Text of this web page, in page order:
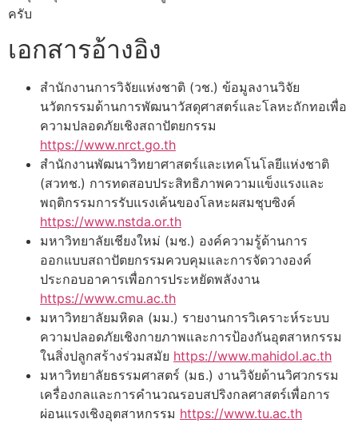
ครับ
เอกสารอ้างอิง
สำนักงานการวิจัยแห่งชาติ (วช.) ข้อมูลงานวิจัย
นวัตกรรมด้านการพัฒนาวัสดุศาสตร์และโลหะถักทอเพื่อ
ความปลอดภัยเชิงสถาปัตยกรรม
https://www.nrct.go.th
สำนักงานพัฒนาวิทยาศาสตร์และเทคโนโลยีแห่งชาติ
(สวทช.) การทดสอบประสิทธิภาพความแข็งแรงและ
พฤติกรรมการรับแรงเค้นของโลหะผสมชุบซิงค์
https://www.nstda.or.th
มหาวิทยาลัยเชียงใหม่ (มช.) องค์ความรู้ด้านการ
ออกแบบสถาปัตยกรรมควบคุมและการจัดวางองค์
ประกอบอาคารเพื่อการประหยัดพลังงาน
https://www.cmu.ac.th
มหาวิทยาลัยมหิดล (มม.) รายงานการวิเคราะห์ระบบ
ความปลอดภัยเชิงกายภาพและการป้องกันอุตสาหกรรม
ในสิ่งปลูกสร้างร่วมสมัย https://www.mahidol.ac.th
มหาวิทยาลัยธรรมศาสตร์ (มธ.) งานวิจัยด้านวิศวกรรม
เครื่องกลและการคำนวณรอบสปริงกลศาสตร์เพื่อการ
ผ่อนแรงเชิงอุตสาหกรรม https://www.tu.ac.th